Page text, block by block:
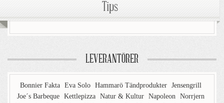
Tips
LEVERANTÖRER
Bonnier Fakta Eva Solo Hammarö Tändprodukter Jensengrill
Joe´s Barbeque Kettlepizza Natur & Kultur Napoleon Norrjern